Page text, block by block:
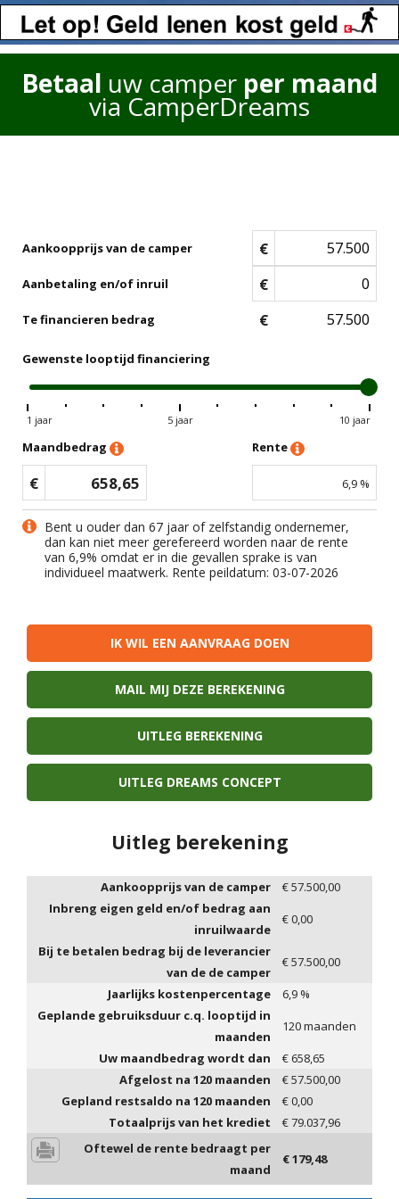
Betaal uw camper per maand
via CamperDreams
Aankoopprijs van de camper €
Aanbetaling en/of inruil €
Te financieren bedrag €
Gewenste looptijd financiering
1 jaar 5 jaar 10 jaar
Maandbedrag
€ 658,65
Rente
6,9 %
Bent u ouder dan 67 jaar of zelfstandig ondernemer,
dan kan niet meer gerefereerd worden naar de rente
van 6,9% omdat er in die gevallen sprake is van
individueel maatwerk. Rente peildatum: 03-07-2026
IK WIL EEN AANVRAAG DOEN
MAIL MIJ DEZE BEREKENING
UITLEG BEREKENING
UITLEG DREAMS CONCEPT
Uitleg berekening
Aankoopprijs van de camper €57.500,00
Inbreng eigen geld en/of bedrag aan
inruilwaarde
€0,00
Bij te betalen bedrag bij de leverancier
van de de camper
€57.500,00
Jaarlijks kostenpercentage
6,9 %
Geplande gebruiksduur c.q. looptijd in
maanden
120maanden
Uw maandbedrag wordt dan
€ 658,65
Afgelost na 120 maanden €57.500,00
Gepland restsaldo na 120 maanden €0,00
Totaalprijs van het krediet
€79.037,96
Oftewel de rente bedraagt per
maand
€179,48